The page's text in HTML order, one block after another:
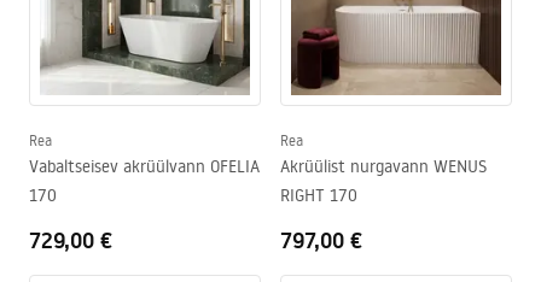
Rea
Vabaltseisev akrüülvann OFELIA
170
729,00 €
Rea
Akrüülist nurgavann WENUS
RIGHT 170
797,00 €